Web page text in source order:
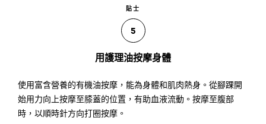
貼士
5
用護理油按摩身體
使用富含營養的有機油按摩，能為身體和肌肉熱身。從腳踝開
始用力向上按摩至膝蓋的位置，有助血液流動。按摩至腹部
時，以順時針方向打圈按摩。